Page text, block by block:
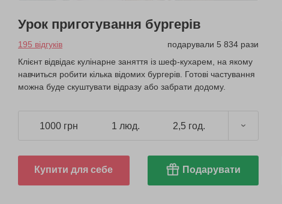
Урок приготування бургерів
195 відгуків
подарували 5 834 рази
Клієнт відвідає кулінарне заняття із шеф-кухарем, на якому
навчиться робити кілька відомих бургерів. Готові частування
можна буде скуштувати відразу або забрати додому.
1000 грн 1 люд. 2,5 год.
Купити для себе Подарувати